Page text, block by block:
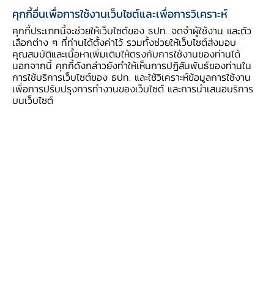
คุกกี้อื่นเพื่อการใช้งานเว็บไซต์และเพื่อการวิเคราะห์
คุกกี้ประเภทนี้จะช่วยให้เว็บไซต์ของ ธปท. จดจำผู้ใช้งาน และตัว
เลือกต่าง ๆ ที่ท่านได้ตั้งค่าไว้ รวมทั้งช่วยให้เว็บไซต์ส่งมอบ
คุณสมบัติและเนื้อหาเพิ่มเติมให้ตรงกับการใช้งานของท่านได้
นอกจากนี้ คุกกี้ดังกล่าวยังทำให้เห็นการปฏิสัมพันธ์ของท่านใน
การใช้บริการเว็บไซต์ของ ธปท. และใช้วิเคราะห์ข้อมูลการใช้งาน
เพื่อการปรับปรุงการทำงานของเว็บไซต์ และการนำเสนอบริการ
บนเว็บไซต์